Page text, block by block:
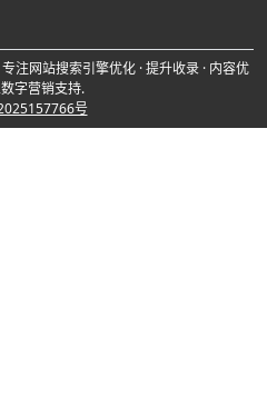
网站搜索引擎优化 · 提升收录 · 内容优
字营销支持.
号